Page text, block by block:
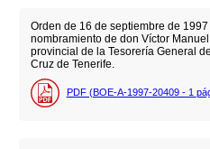
Orden de 16 de septiembre de
nombramiento de don Víctor
provincial de la Tesorería General
Cruz de Tenerife.
PDF (BOE-A-1997-20409 - 1